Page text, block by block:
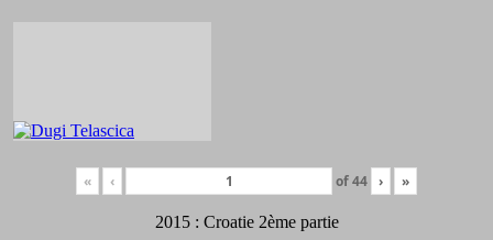
« ‹ of44 › »
2015 : Croatie 2ème partie